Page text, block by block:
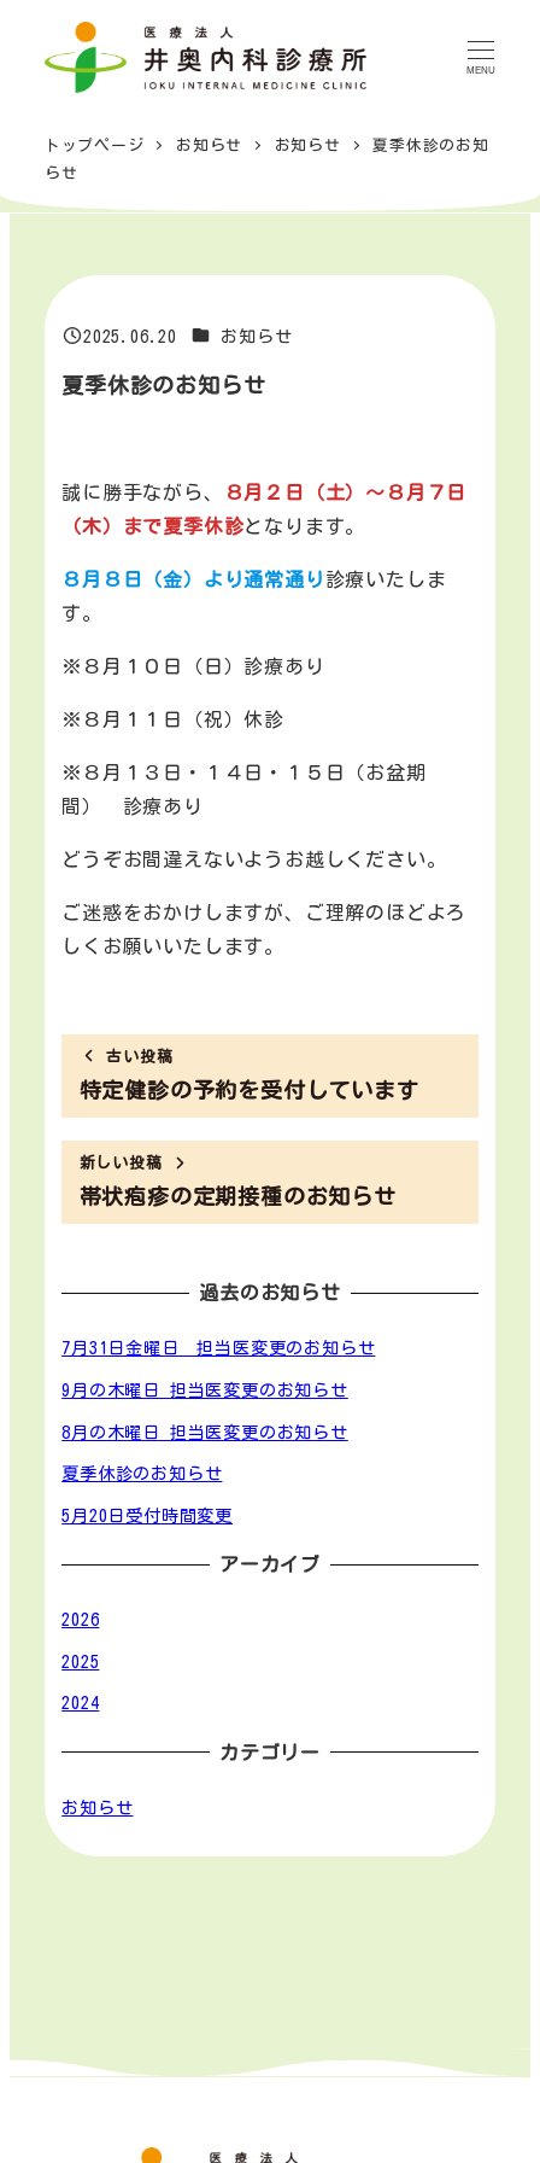
MENU
トップページ お知らせ お知らせ
夏季休診のお知
らせ
夏季休診のお知らせ
投稿日
2025.06.20 カテゴリー
お知らせ
誠に勝手ながら、
８月２日（土）〜８月７日
（木）まで夏季休診となります。
８月８日（金）より通常通り 診療いたしま
す。
※８月１０日（日）診療あり
※８月１１日（祝）休診
※８月１３日・１４日・１５日（お盆期
間） 診療あり
どうぞお間違えないようお越しください。
ご迷惑をおかけしますが、ご理解のほどよろ
しくお願いいたします。
古い投稿
特定健診の予約を受付しています
新しい投稿
帯状疱疹の定期接種のお知らせ
過去のお知らせ
7月31日金曜日 担当医変更のお知らせ
9月の木曜日 担当医変更のお知らせ
8月の木曜日 担当医変更のお知らせ
夏季休診のお知らせ
5月20日受付時間変更
アーカイブ
2026
2025
2024
カテゴリー
お知らせ